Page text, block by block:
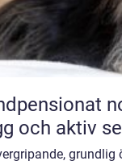
norrköping så
och aktiv
grundlig